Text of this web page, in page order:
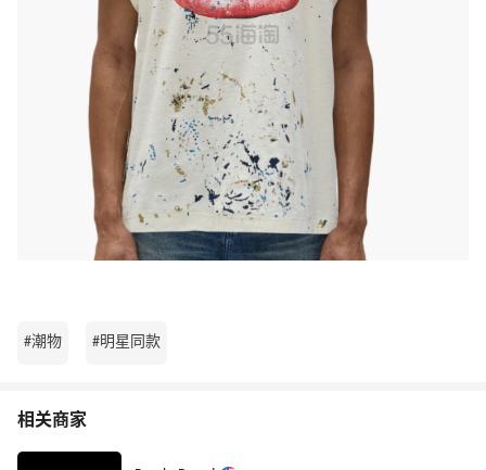
#潮物 #明星同款
相关商家